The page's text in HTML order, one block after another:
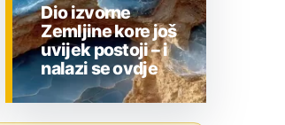
Dio izvorne
Zemljine kore još
uvijek postoji – i
nalazi se ovdje